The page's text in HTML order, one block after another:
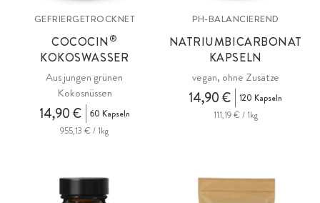
GEFRIERGETROCKNET
COCOCIN ®
KOKOSWASSER
Aus jungen grünen
Kokosnüssen
14,90 €
60 Kapseln
955,13 € / 1kg
PH-BALANCIEREND
NATRIUMBICARBONAT
KAPSELN
vegan, ohne Zusätze
14,90 €
120 Kapseln
111,19 € / 1kg